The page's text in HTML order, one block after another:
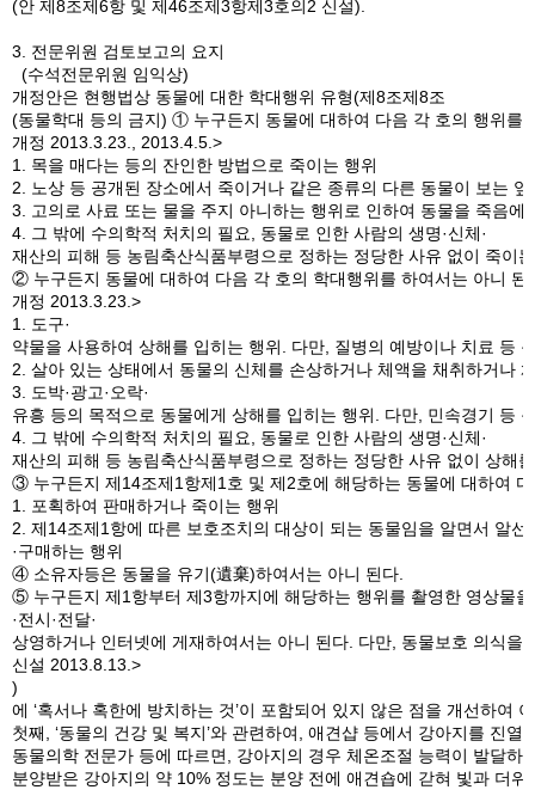
(안 제8조제6항 및 제46조제3항제3호의2 신설).
3. 전문위원 검토보고의 요지
(수석전문위원 임익상)
개정안은 현행법상 동물에 대한 학대행위 유형(제8조제8조
(동물학대 등의 금지) ① 누구든지 동물에 대하여 다음 각 호의 행위를
개정 2013.3.23., 2013.4.5.>
1. 목을 매다는 등의 잔인한 방법으로 죽이는 행위
2. 노상 등 공개된 장소에서 죽이거나 같은 종류의 다른 동물이 보는
3. 고의로 사료 또는 물을 주지 아니하는 행위로 인하여 동물을 죽음에
4. 그 밖에 수의학적 처치의 필요, 동물로 인한 사람의 생명·신체·
재산의 피해 등 농림축산식품부령으로 정하는 정당한 사유 없이 죽이
② 누구든지 동물에 대하여 다음 각 호의 학대행위를 하여서는 아니
개정 2013.3.23.>
1. 도구·
약물을 사용하여 상해를 입히는 행위. 다만, 질병의 예방이나 치료 등
2. 살아 있는 상태에서 동물의 신체를 손상하거나 체액을 채취하거나
3. 도박·광고·오락·
유흥 등의 목적으로 동물에게 상해를 입히는 행위. 다만, 민속경기 등
4. 그 밖에 수의학적 처치의 필요, 동물로 인한 사람의 생명·신체·
재산의 피해 등 농림축산식품부령으로 정하는 정당한 사유 없이 상해
③ 누구든지 제14조제1항제1호 및 제2호에 해당하는 동물에 대하여
1. 포획하여 판매하거나 죽이는 행위
2. 제14조제1항에 따른 보호조치의 대상이 되는 동물임을 알면서 알선
·구매하는 행위
④ 소유자등은 동물을 유기(遺棄)하여서는 아니 된다.
⑤ 누구든지 제1항부터 제3항까지에 해당하는 행위를 촬영한 영상물
·전시·전달·
상영하거나 인터넷에 게재하여서는 아니 된다. 다만, 동물보호 의식
신설 2013.8.13.>
)
에 ‘혹서나 혹한에 방치하는 것’이 포함되어 있지 않은 점을 개선하여
첫째, ‘동물의 건강 및 복지’와 관련하여, 애견샵 등에서 강아지를 진
동물의학 전문가 등에 따르면, 강아지의 경우 체온조절 능력이 발달
분양받은 강아지의 약 10% 정도는 분양 전에 애견숍에 갇혀 빛과 더